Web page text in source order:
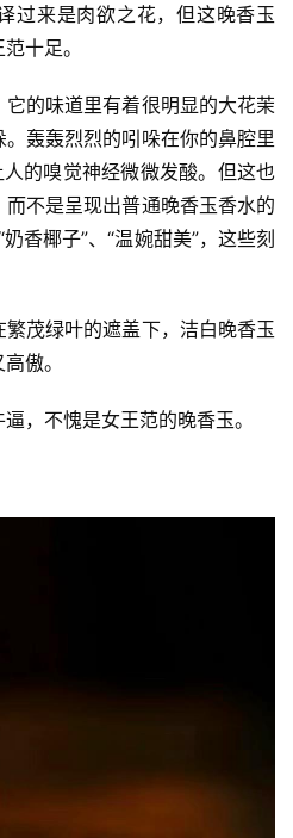
过来是肉欲之花，但这晚香玉
十足。
的味道里有着很明显的大花茉
轰轰烈烈的吲哚在你的鼻腔里
的嗅觉神经微微发酸。但这也
不是呈现出普通晚香玉香水的
香椰子”、“温婉甜美”，这些刻
茂绿叶的遮盖下，洁白晚香玉
傲。
，不愧是女王范的晚香玉。